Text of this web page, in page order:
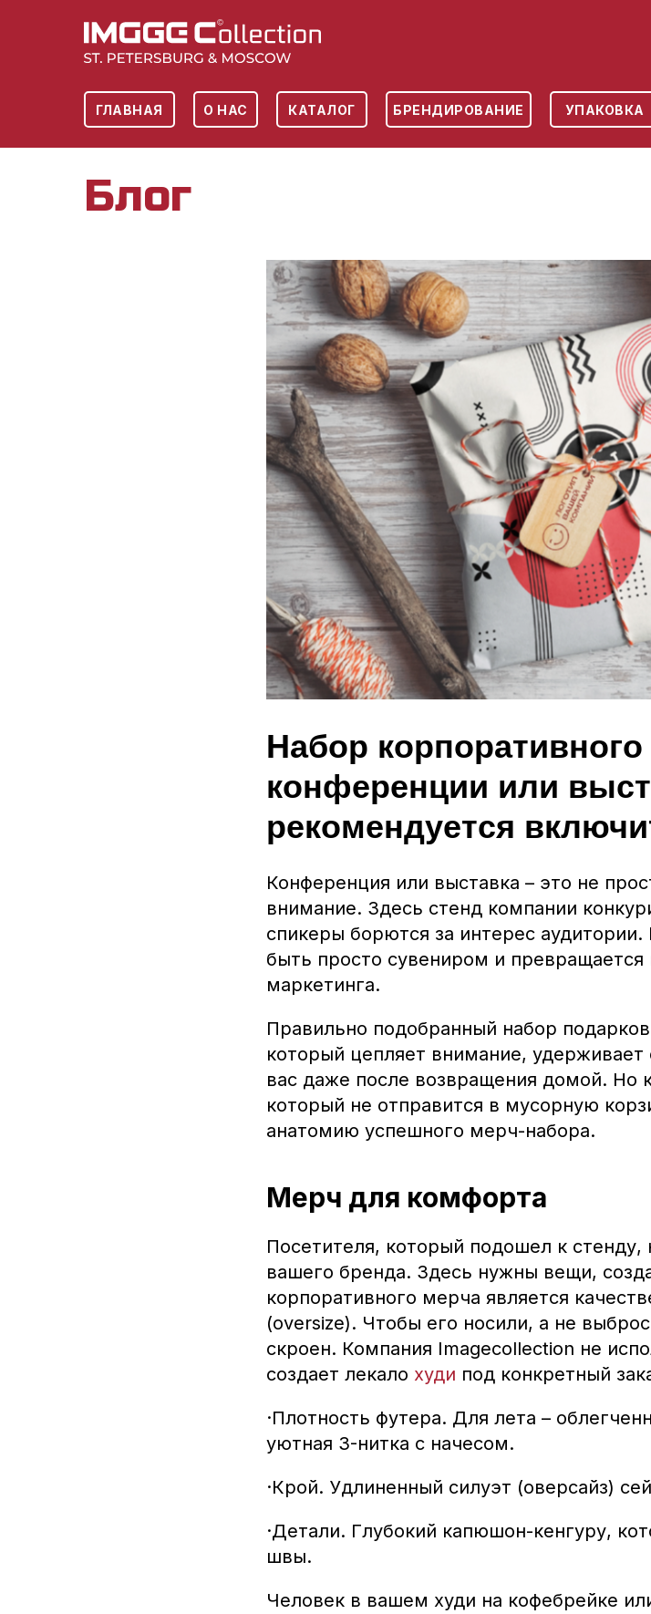
О НАС
ГЛАВНАЯ КАТАЛОГ БРЕНДИРОВАНИЕ УПАКОВКА
Работаем с 2019 года
Блог
Набор
конференции или
рекомендуется
Конференция или выставка – это не
внимание. Здесь стенд компании
спикеры борются за интерес
быть просто сувениром и
маркетинга.
Правильно подобранный набор
который цепляет внимание, удерживает
вас даже после возвращения домой. Но
который не отправится в мусорную
анатомию успешного мерч-набора.
Мерч для комфорта
Посетителя, который подошел к
вашего бренда. Здесь нужны вещи,
корпоративного мерча является
(oversize). Чтобы его носили, а не
скроен. Компания Imagecollection не
создает лекало худи под конкретный
·Плотность футера. Для лета –
уютная 3-нитка с начесом.
·Крой. Удлиненный силуэт (оверсайз)
·Детали. Глубокий капюшон-кенгуру,
швы.
Человек в вашем худи на кофебрейке